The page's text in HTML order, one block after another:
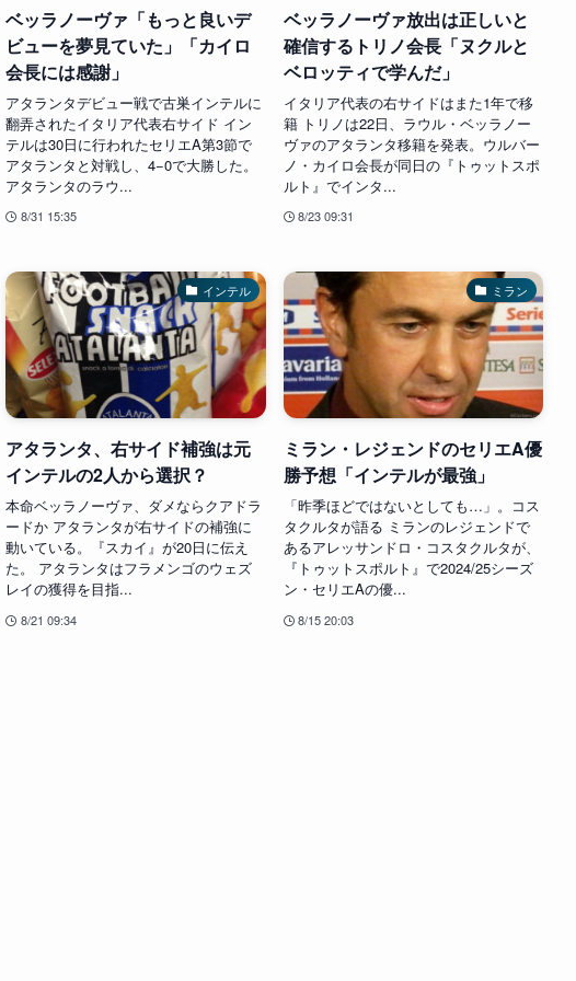
ベッラノーヴァ「もっと良いデ
ビューを夢見ていた」「カイロ
会長には感謝」
アタランタデビュー戦で古巣インテルに
翻弄されたイタリア代表右サイド イン
テルは30日に行われたセリエA第3節で
アタランタと対戦し、4−0で大勝した。
アタランタのラウ...
8/31 15:35
ベッラノーヴァ放出は正しいと
確信するトリノ会長「ヌクルと
ベロッティで学んだ」
イタリア代表の右サイドはまた1年で移
籍 トリノは22日、ラウル・ベッラノー
ヴァのアタランタ移籍を発表。ウルバー
ノ・カイロ会長が同日の『トゥットスポ
ルト』でインタ...
8/23 09:31
インテル
アタランタ、右サイド補強は元
インテルの2人から選択？
本命ベッラノーヴァ、ダメならクアドラ
ードか アタランタが右サイドの補強に
動いている。『スカイ』が20日に伝え
た。 アタランタはフラメンゴのウェズ
レイの獲得を目指...
8/21 09:34
ミラン
ミラン・レジェンドのセリエA優
勝予想「インテルが最強」
「昨季ほどではないとしても…」。コス
タクルタが語る ミランのレジェンドで
あるアレッサンドロ・コスタクルタが、
『トゥットスポルト』で2024/25シーズ
ン・セリエAの優...
8/15 20:03